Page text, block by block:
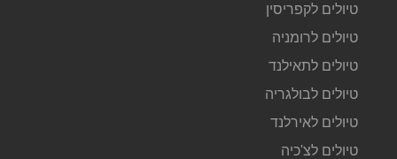
טיולים לקפריסין
טיולים לרומניה
טיולים לתאילנד
טיולים לבולגריה
טיולים לאירלנד
טיולים לצ'כיה